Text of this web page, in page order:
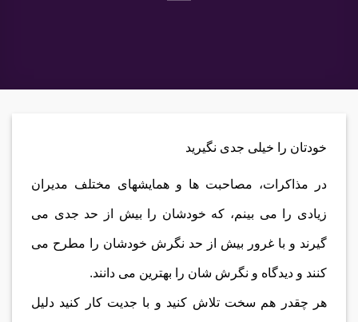
خودتان را خیلی جدی نگیرید
در مذاکرات، مصاحبت ها و همایشهای مختلف مدیران
زیادی را می بینم، که خودشان را بیش از حد جدی می
گیرند و با غرور بیش از حد نگرش خودشان را مطرح می
کنند و دیدگاه و نگرش شان را بهترین می دانند.
هر چقدر هم سخت تلاش کنید و با جدیت کار کنید دلیل